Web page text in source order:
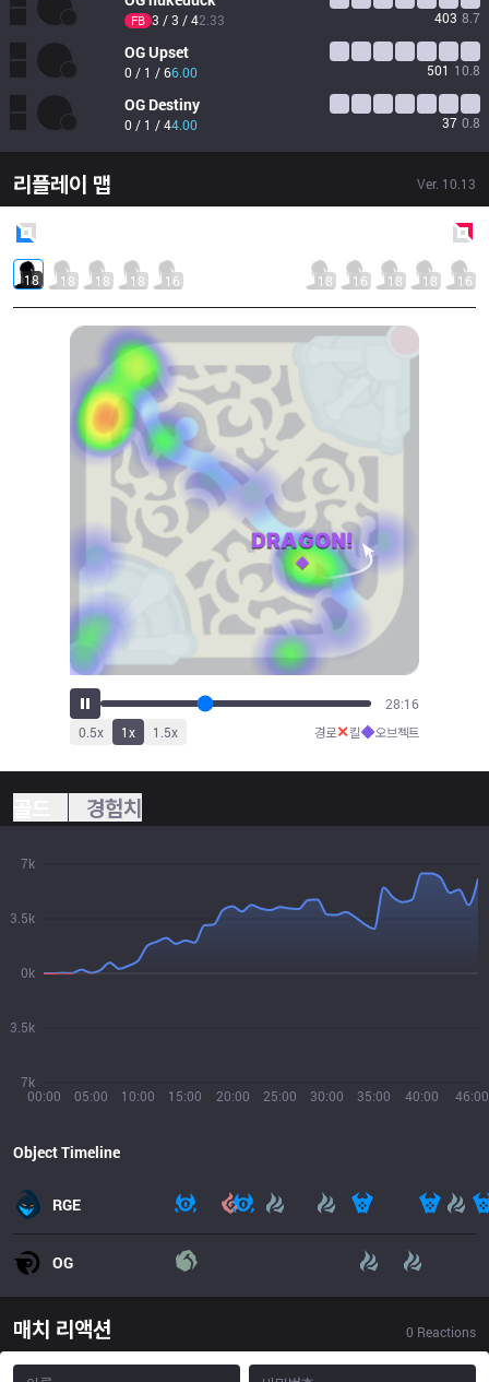
FB 3 / 3 / 42.33 403 8.7
OGUpset
0 / 1 / 66.00 501 10.8
OG Destiny
0 / 1 / 44.00 37 0.8
리플레이 맵 Ver. 10.13
18 18 18 18 16 18 16 18 18 16
31:07
0.5x 1x 1.5x 경로✕킬◆오브젝트
경험치
00:00 05:00 10:00 15:00 20:00 25:00 30:00 35:00 40:00 46:00
7k
3.5k
0k
3.5k
7k
Object Timeline
RGE
OG
매치 리액션 0 Reactions